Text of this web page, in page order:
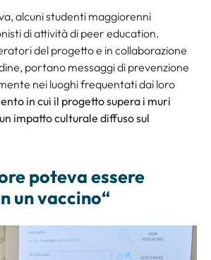
alcuni studenti maggiorenni
di attività di peer education.
del progetto e in collaborazione
portano messaggi di prevenzione
nei luoghi frequentati dai loro
in cui il progetto supera i muri
impatto culturale diffuso sul
poteva essere
un vaccino“